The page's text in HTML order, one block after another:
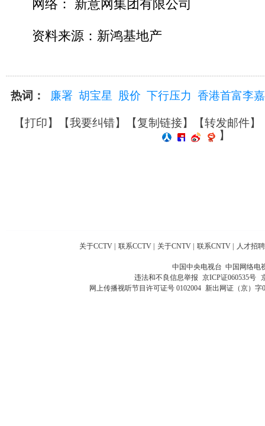
网络： 新意网集团有限公司
资料来源：新鸿基地产
热词： 廉署 胡宝星 股价 下行压力 香港首富李
【打印】【我要纠错】【复制链接】【转发邮件】
】
关于CCTV | 联系CCTV | 关于CNTV | 联系CNTV | 人才招聘
中国中央电视台 中国网络电
违法和不良信息举报 京ICP证060535号
网上传播视听节目许可证号 0102004 新出网证（京）